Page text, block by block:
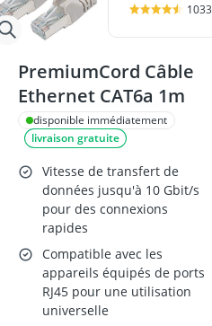
1033
PremiumCord Câble
Ethernet CAT6a 1m
disponible immédiatement
livraison gratuite
Vitesse de transfert de
données jusqu'à 10 Gbit/s
pour des connexions
rapides
Compatible avec les
appareils équipés de ports
RJ45 pour une utilisation
universelle